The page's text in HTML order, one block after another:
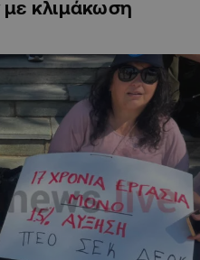
με κλιμάκωση